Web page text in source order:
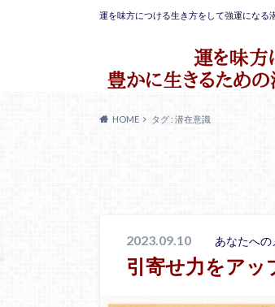
運を味方につける生き方をして強運になる
HOME タグ : 潜在意識
2023.09.10 あなたへ
引寄せ力をアッ